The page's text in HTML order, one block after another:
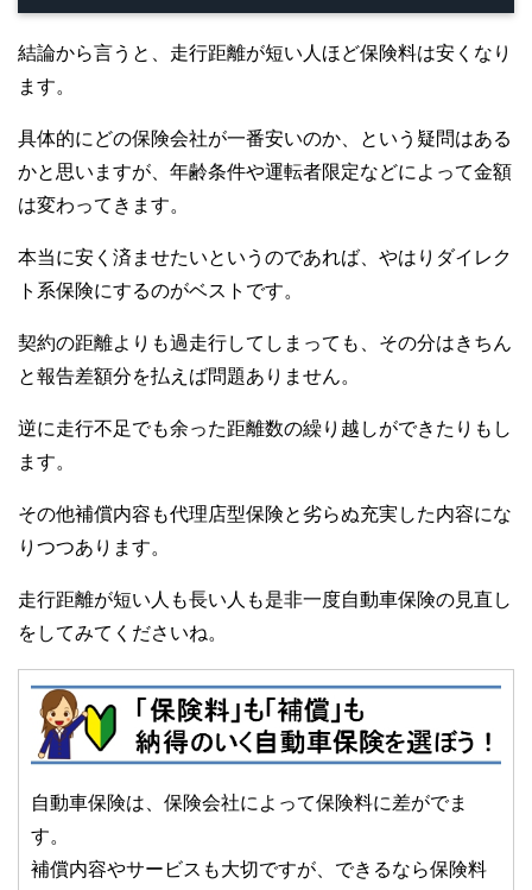
結論から言うと、走行距離が短い人ほど保険料は安くなり
ます。
具体的にどの保険会社が一番安いのか、という疑問はある
かと思いますが、年齢条件や運転者限定などによって金額
は変わってきます。
本当に安く済ませたいというのであれば、やはりダイレク
ト系保険にするのがベストです。
契約の距離よりも過走行してしまっても、その分はきちん
と報告差額分を払えば問題ありません。
逆に走行不足でも余った距離数の繰り越しができたりもし
ます。
その他補償内容も代理店型保険と劣らぬ充実した内容にな
りつつあります。
走行距離が短い人も長い人も是非一度自動車保険の見直し
をしてみてくださいね。
自動車保険は、保険会社によって保険料に差がでま
す。
補償内容やサービスも大切ですが、できるなら保険料